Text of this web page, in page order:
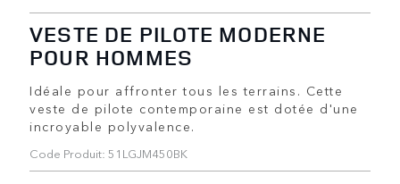
VESTE DE PILOTE MODERNE
POUR HOMMES
Idéale pour affronter tous les terrains. Cette
veste de pilote contemporaine est dotée d'une
incroyable polyvalence.
Code Produit: 51LGJM450BK